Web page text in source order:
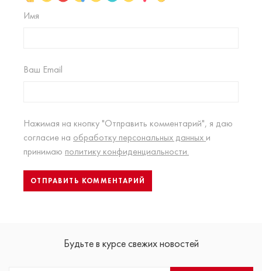
Имя
Ваш Email
Нажимая на кнопку "Отправить комментарий", я даю
согласие на обработку персональных данных и
принимаю политику конфиденциальности.
Будьте в курсе свежих новостей